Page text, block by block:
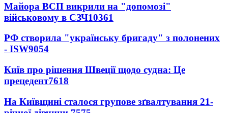
Майора ВСП викрили на "допомозі"
військовому в СЗЧ10361
РФ створила "українську бригаду" з полонених
- ISW9054
Київ про рішення Швеції щодо судна: Це
прецедент7618
На Київщині сталося групове зґвалтування 21-